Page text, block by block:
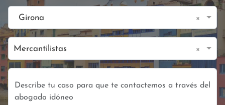
Girona ×
Mercantilistas ×